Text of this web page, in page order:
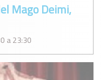
Mago Deimi,
a 23:30